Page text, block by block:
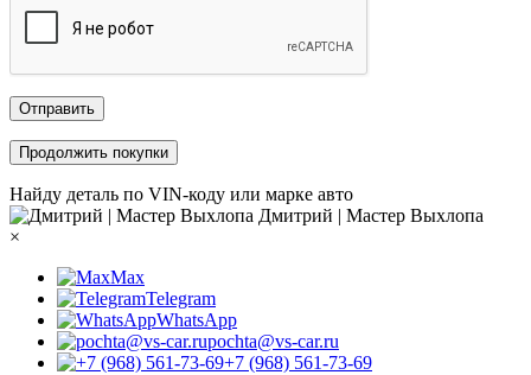
Отправить
Продолжить покупки
Найду деталь по VIN-коду или марке авто
Дмитрий | Мастер Выхлопа
×
Max
Telegram
WhatsApp
pochta@vs-car.ru
+7 (968) 561-73-69